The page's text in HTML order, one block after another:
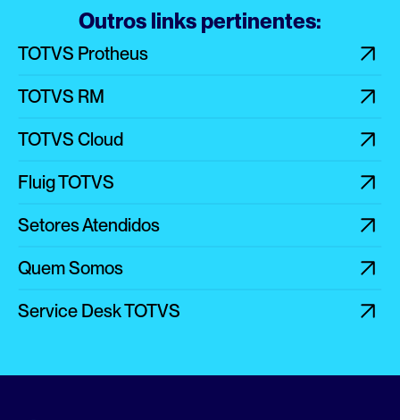
Outros links pertinentes:
TOTVS Protheus
TOTVS RM
TOTVS Cloud
Fluig TOTVS
Setores Atendidos
Quem Somos
Service Desk TOTVS